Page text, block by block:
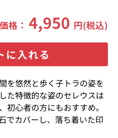
価格：4,950 円(税込)
に入れる
を悠然と歩く子トラの姿を
た特徴的な姿のセレウスは
初心者の方にもおすすめ。
でカバーし、落ち着いた印